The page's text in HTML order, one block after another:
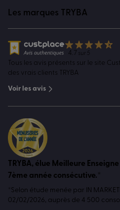
Les marques TRYBA
4.7 sur 5
Tous les avis présents sur le site
des vrais clients TRYBA
Voir les avis
TRYBA, élue Meilleure
7ème année consécutive.*
*Selon étude menée par IN
02/02/2026, auprès de 4 500